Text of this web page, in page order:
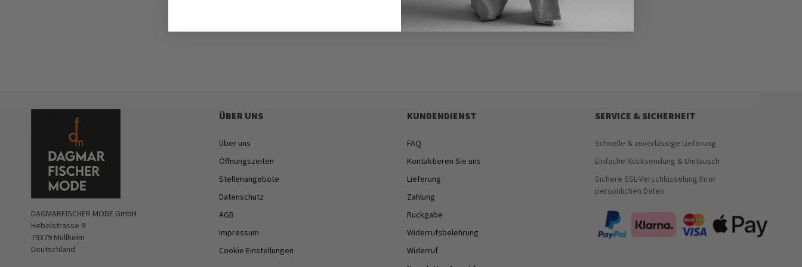
DAGMARFISCHER MODE GmbH
Hebelstrasse 9
79379 Müllheim
Deutschland
ÜBER UNS
Über uns
Öffnungszeiten
Stellenangebote
Datenschutz
AGB
Impressum
Cookie Einstellungen
KUNDENDIENST
FAQ
Kontaktieren Sie uns
Lieferung
Zahlung
Rückgabe
Widerrufsbelehrung
Widerruf
SERVICE & SICHERHEIT
Schnelle & zuverlässige Lieferung
Einfache Rücksendung & Umtausch
Sichere SSL-Verschlüsselung Ihrer
persönlichen Daten